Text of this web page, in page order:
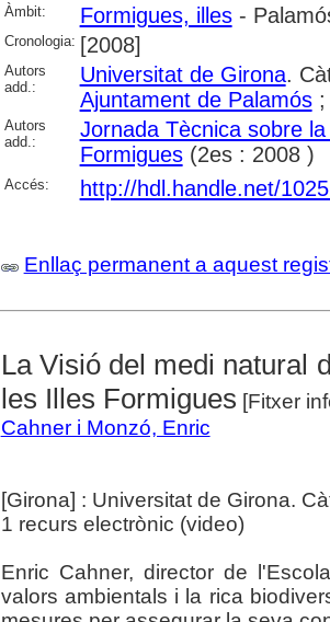
Àmbit:
Formigues, illes-
Cronologia: [2008]
Autors
add.:
Universitat de Girona.
Ajuntament de Palamós
Autors
add.:
Jornada Tècnica sobre
Formigues(2es : 2008 )
Accés: http://hdl.handle.net/
Enllaç permanent a aquest
La Visió del medi natural
les Illes Formigues [Fitxer
Cahner i Monzó, Enric
[Girona] : Universitat de Girona.
1 recurs electrònic (video)
Enric Cahner, director de
valors ambientals i la rica